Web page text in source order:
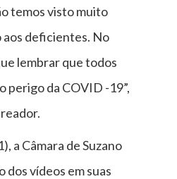
temos visto muito
aos deficientes. No
lembrar que todos
perigo da COVID -19”,
a Câmara de Suzano
dos vídeos em suas